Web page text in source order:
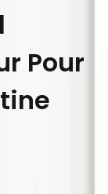
Pour